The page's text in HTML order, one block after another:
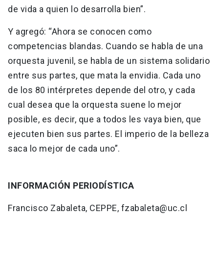
de vida a quien lo desarrolla bien”.
Y agregó: “Ahora se conocen como
competencias blandas. Cuando se habla de una
orquesta juvenil, se habla de un sistema solidario
entre sus partes, que mata la envidia. Cada uno
de los 80 intérpretes depende del otro, y cada
cual desea que la orquesta suene lo mejor
posible, es decir, que a todos les vaya bien, que
ejecuten bien sus partes. El imperio de la belleza
saca lo mejor de cada uno”.
INFORMACIÓN PERIODÍSTICA
Francisco Zabaleta, CEPPE, fzabaleta@uc.cl